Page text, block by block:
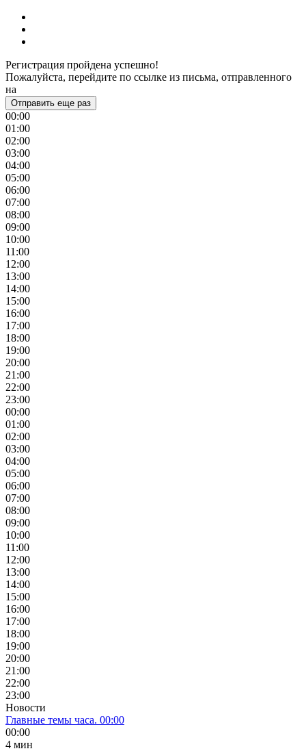
Регистрация пройдена успешно!
Пожалуйста, перейдите по ссылке из письма, отправленного
на
Отправить еще раз
00:00
01:00
02:00
03:00
04:00
05:00
06:00
07:00
08:00
09:00
10:00
11:00
12:00
13:00
14:00
15:00
16:00
17:00
18:00
19:00
20:00
21:00
22:00
23:00
00:00
01:00
02:00
03:00
04:00
05:00
06:00
07:00
08:00
09:00
10:00
11:00
12:00
13:00
14:00
15:00
16:00
17:00
18:00
19:00
20:00
21:00
22:00
23:00
Новости
Главные темы часа. 00:00
00:00
4 мин